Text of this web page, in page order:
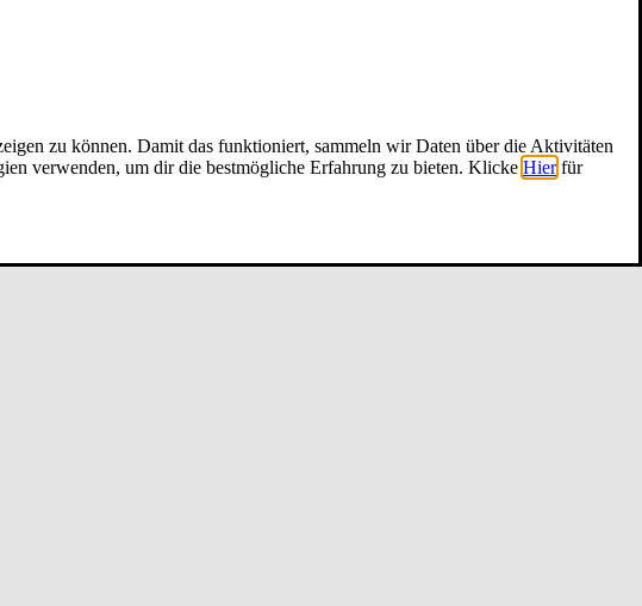
zu können. Damit das funktioniert, sammeln wir Daten über die Aktivitäten
verwenden, um dir die bestmögliche Erfahrung zu bieten. Klicke Hier für